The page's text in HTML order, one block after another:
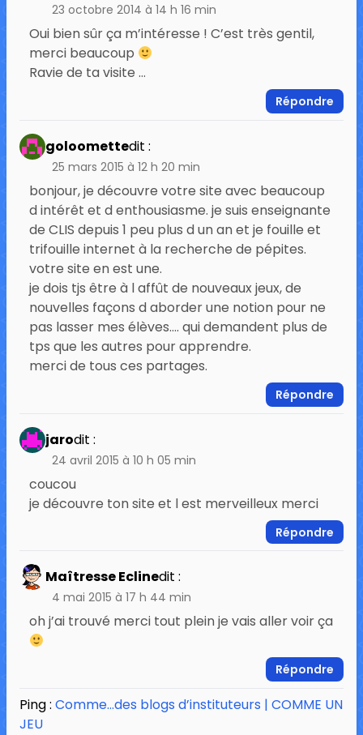
23 octobre 2014 à 14 h 16 min
Oui bien sûr ça m’intéresse ! C’est très gentil,
merci beaucoup
Ravie de ta visite …
Répondre
goloomettedit :
25 mars 2015 à 12 h 20 min
bonjour, je découvre votre site avec beaucoup
d intérêt et d enthousiasme. je suis enseignante
de CLIS depuis 1 peu plus d un an et je fouille et
trifouille internet à la recherche de pépites.
votre site en est une.
je dois tjs être à l affût de nouveaux jeux, de
nouvelles façons d aborder une notion pour ne
pas lasser mes élèves…. qui demandent plus de
tps que les autres pour apprendre.
merci de tous ces partages.
Répondre
jarodit :
24 avril 2015 à 10 h 05 min
coucou
je découvre ton site et l est merveilleux merci
Répondre
Maîtresse Eclinedit :
4 mai 2015 à 17 h 44 min
oh j’ai trouvé merci tout plein je vais aller voir ça
Répondre
Ping : Comme…des blogs d’instituteurs | COMME UN
JEU